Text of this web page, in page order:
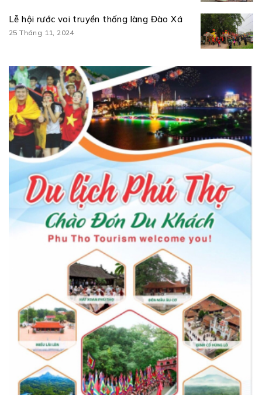
Lễ hội rước voi truyền thống làng Đào Xá
25 Tháng 11, 2024